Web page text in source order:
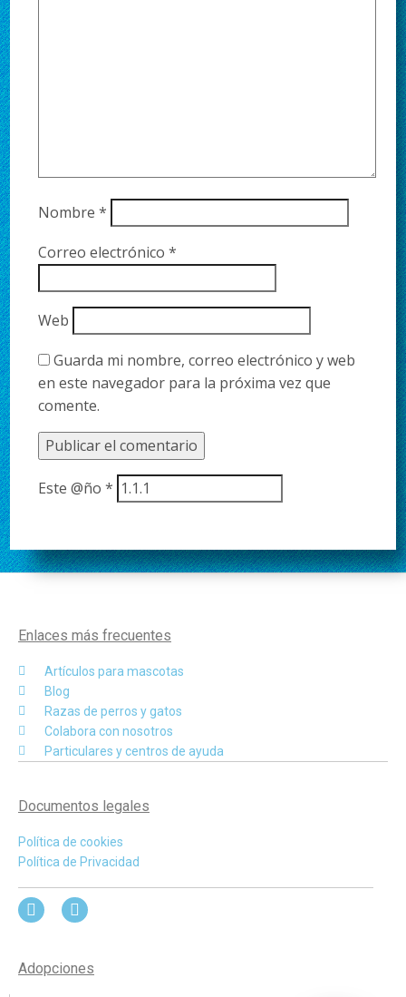
Nombre*
Correo electrónico*
Web
Guarda mi nombre, correo electrónico y web
en este navegador para la próxima vez que
comente.
Este @ño*
Enlaces más frecuentes
Artículos para mascotas
Blog
Razas de perros y gatos
Colabora con nosotros
Particulares y centros de ayuda
Documentos legales
Política de cookies
Política de Privacidad
Adopciones